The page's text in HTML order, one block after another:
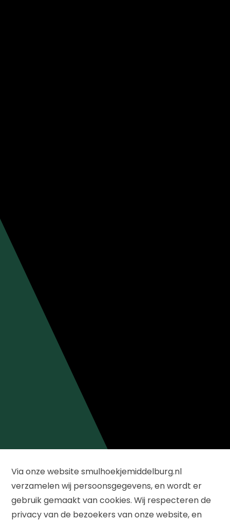
Via onze websitesmulhoekjemiddelburg.nl
verzamelen wij persoonsgegevens, en wordt er
gebruik gemaakt van cookies. Wij respecteren de
privacy van de bezoekers van onze website, en